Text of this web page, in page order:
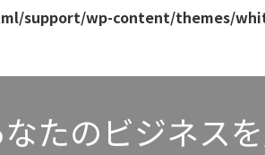
support/wp-content/themes/
たのビジネス